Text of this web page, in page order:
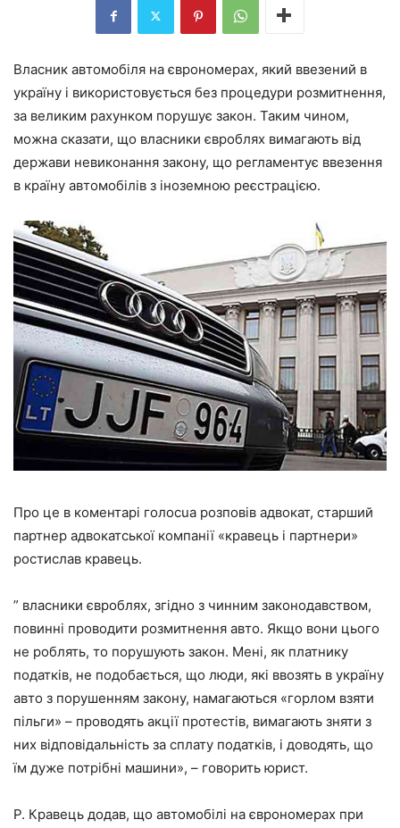
Власник автомобіля на єврономерах, який ввезений в
україну і використовується без процедури розмитнення,
за великим рахунком порушує закон. Таким чином,
можна сказати, що власники євроблях вимагають від
держави невиконання закону, що регламентує ввезення
в країну автомобілів з іноземною реєстрацією.
Про це в коментарі голосua розповів адвокат, старший
партнер адвокатської компанії «кравець і партнери»
ростислав кравець.
” власники євроблях, згідно з чинним законодавством,
повинні проводити розмитнення авто. Якщо вони цього
не роблять, то порушують закон. Мені, як платнику
податків, не подобається, що люди, які ввозять в україну
авто з порушенням закону, намагаються «горлом взяти
пільги» – проводять акції протестів, вимагають зняти з
них відповідальність за сплату податків, і доводять, що
їм дуже потрібні машини», – говорить юрист.
Р. Кравець додав, що автомобілі на єврономерах при